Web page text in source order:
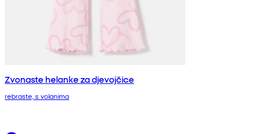
Zvonaste helanke za djevojčice
rebraste, s volanima